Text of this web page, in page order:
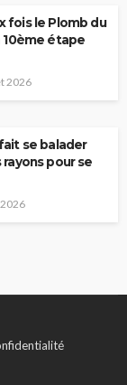
fois le Plomb du
10ème étape
2026
se balader
rayons pour se